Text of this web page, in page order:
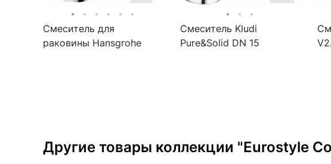
Смеситель для
раковины Hansgrohe
Смеситель Kludi
Pure&Solid DN 15
Другие товары коллекции "Eurostyle